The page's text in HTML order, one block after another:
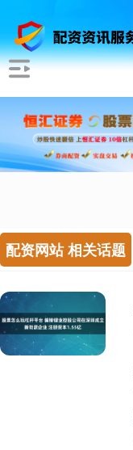
配资网站 相关话题